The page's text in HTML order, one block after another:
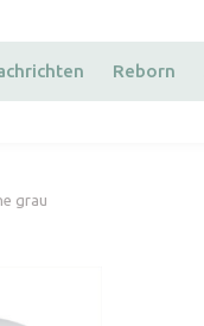
Reborn
grau